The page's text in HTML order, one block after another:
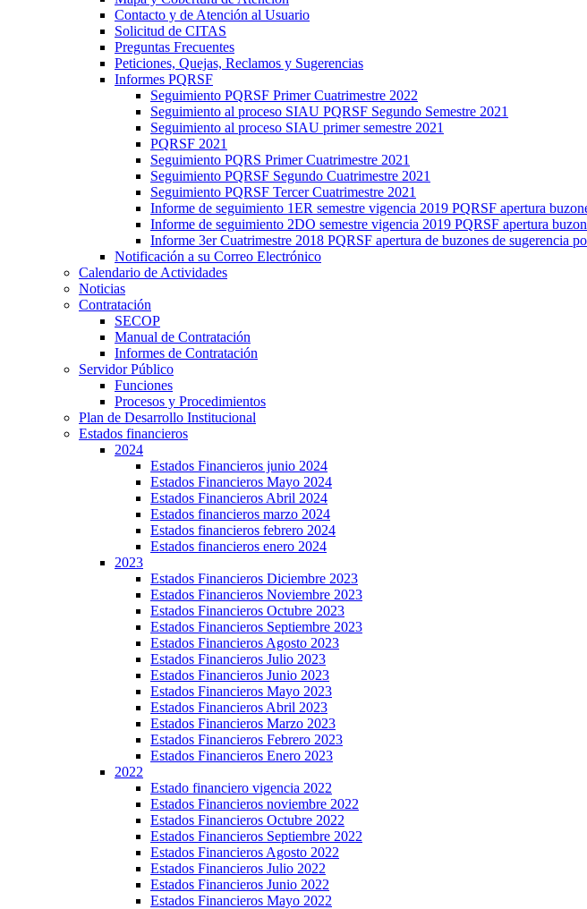
Contacto y de Atención al Usuario
Solicitud de CITAS
Preguntas Frecuentes
Peticiones, Quejas, Reclamos y Sugerencias
Informes PQRSF
Seguimiento PQRSF Primer Cuatrimestre 2022
Seguimiento al proceso SIAU PQRSF Segundo Semestre 2021
Seguimiento al proceso SIAU primer semestre 2021
PQRSF 2021
Seguimiento PQRS Primer Cuatrimestre 2021
Seguimiento PQRSF Segundo Cuatrimestre 2021
Seguimiento PQRSF Tercer Cuatrimestre 2021
Informe de seguimiento 1ER semestre vigencia 2019 PQRSF apertura
Informe de seguimiento 2DO semestre vigencia 2019 PQRSF apertura
Informe 3er Cuatrimestre 2018 PQRSF apertura de buzones de sugerencia
Notificación a su Correo Electrónico
Calendario de Actividades
Noticias
Contratación
SECOP
Manual de Contratación
Informes de Contratación
Servidor Público
Funciones
Procesos y Procedimientos
Plan de Desarrollo Institucional
Estados financieros
2024
Estados Financieros junio 2024
Estados Financieros Mayo 2024
Estados Financieros Abril 2024
Estados financieros marzo 2024
Estados financieros febrero 2024
Estados financieros enero 2024
2023
Estados Financieros Diciembre 2023
Estados Financieros Noviembre 2023
Estados Financieros Octubre 2023
Estados Financieros Septiembre 2023
Estados Financieros Agosto 2023
Estados Financieros Julio 2023
Estados Financieros Junio 2023
Estados Financieros Mayo 2023
Estados Financieros Abril 2023
Estados Financieros Marzo 2023
Estados Financieros Febrero 2023
Estados Financieros Enero 2023
2022
Estado financiero vigencia 2022
Estados Financieros noviembre 2022
Estados Financieros Octubre 2022
Estados Financieros Septiembre 2022
Estados Financieros Agosto 2022
Estados Financieros Julio 2022
Estados Financieros Junio 2022
Estados Financieros Mayo 2022